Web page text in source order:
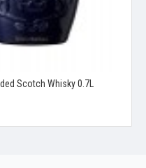
Scotch Whisky 0.7L